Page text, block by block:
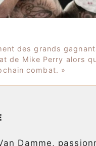
des grands
de Mike Perry alors
combat. »
Damme,